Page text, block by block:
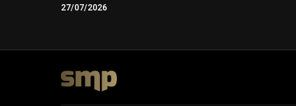
27/07/2026